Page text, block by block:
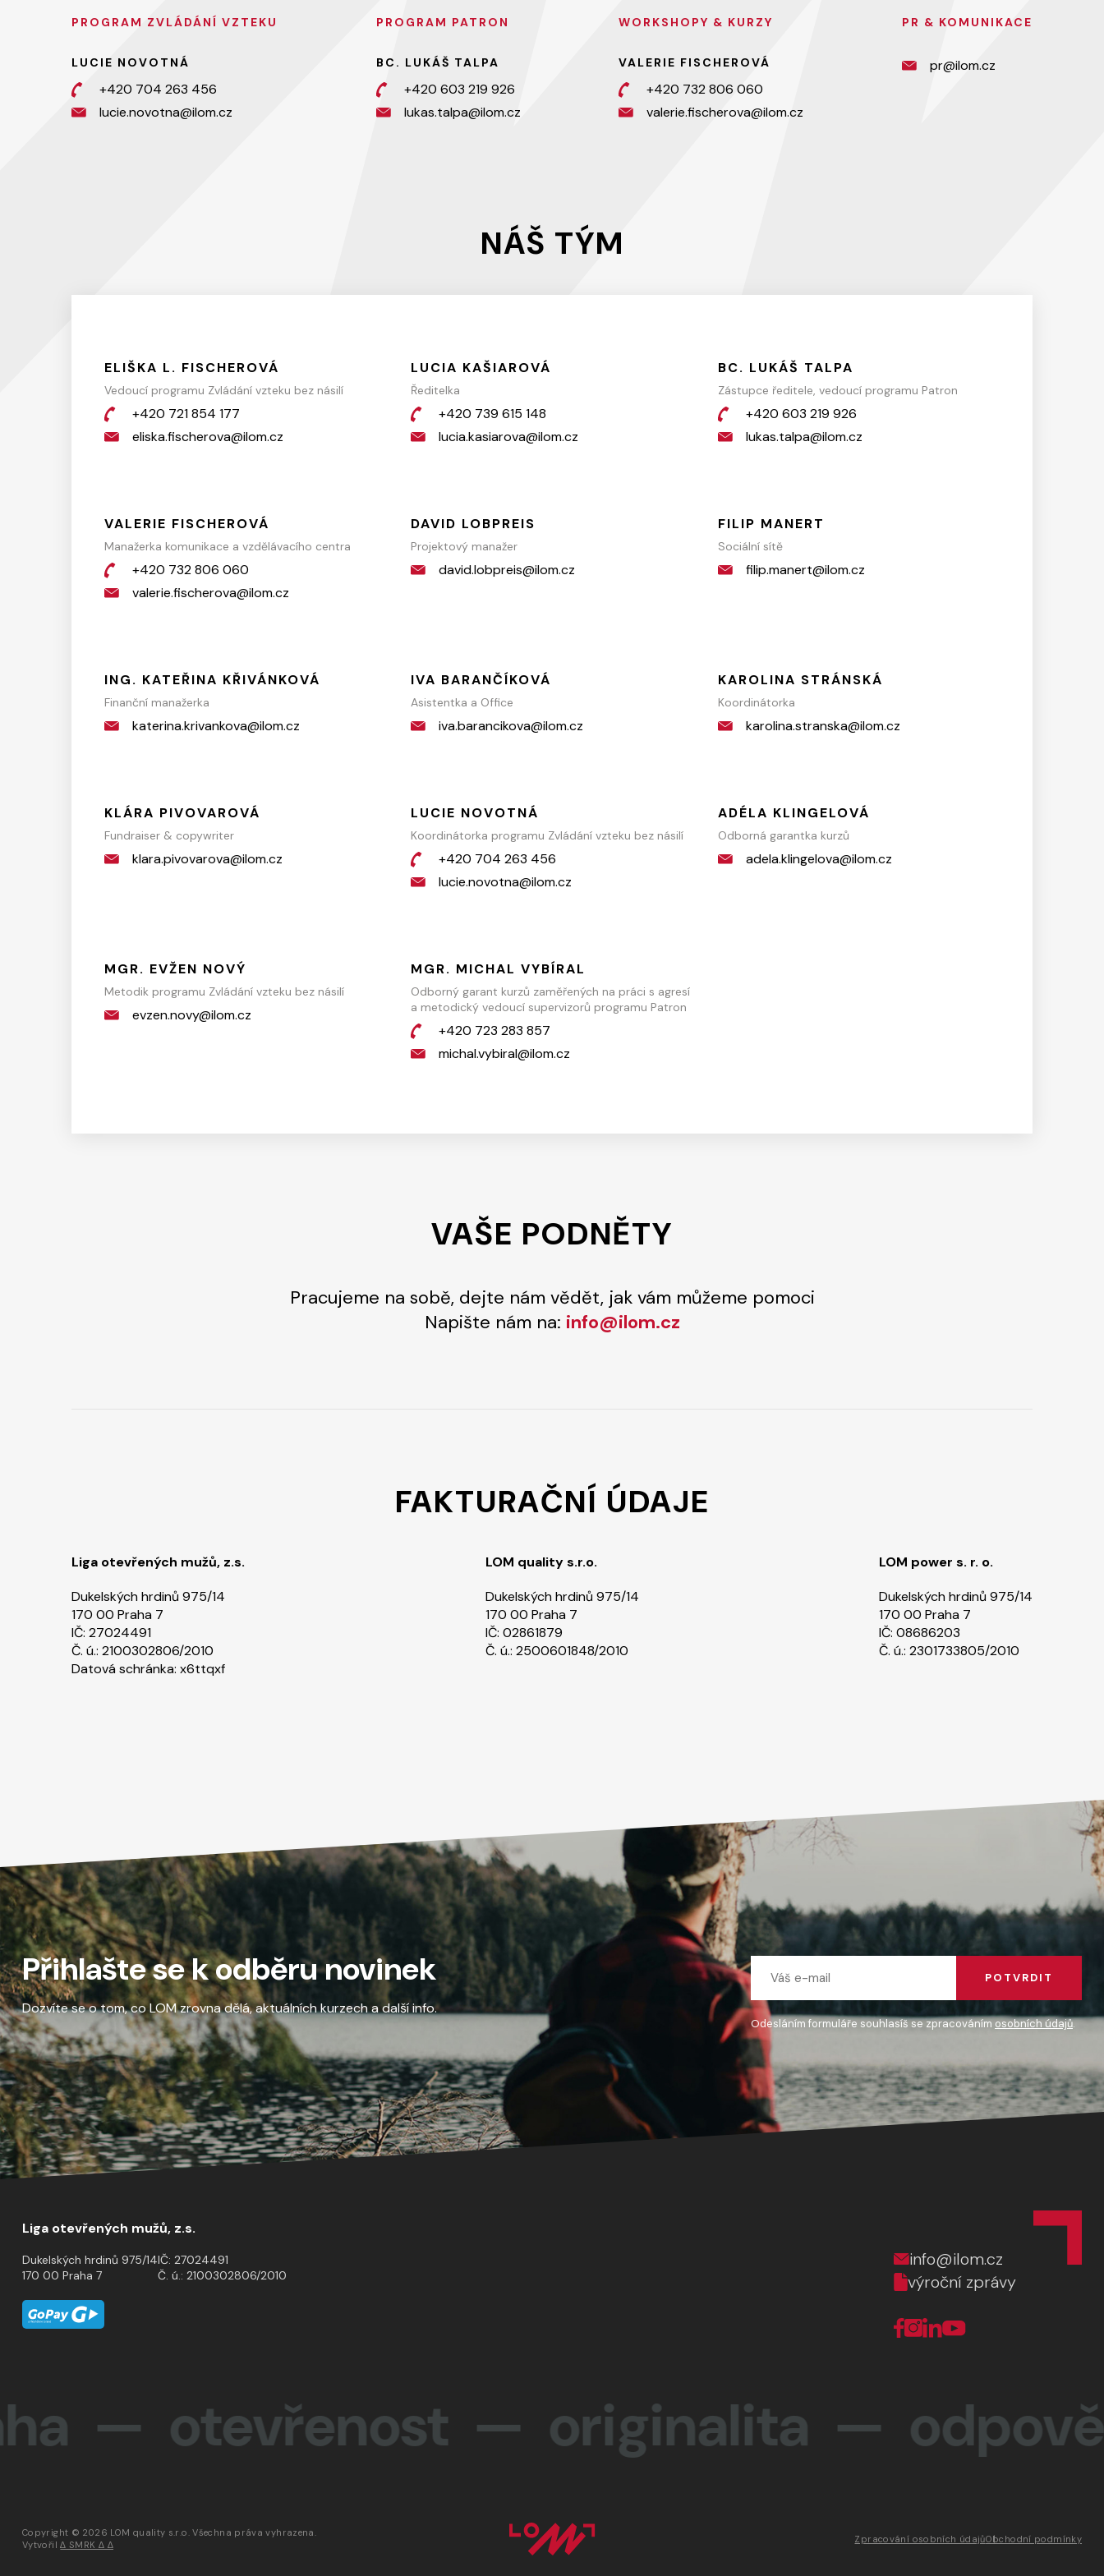
PROGRAM ZVLÁDÁNÍ VZTEKU
LUCIE NOVOTNÁ
+420 704 263 456
lucie.novotna@ilom.cz
PROGRAM PATRON
BC. LUKÁŠ TALPA
+420 603 219 926
lukas.talpa@ilom.cz
WORKSHOPY & KURZY
VALERIE FISCHEROVÁ
+420 732 806 060
valerie.fischerova@ilom.cz
PR & KOMUNIKACE
pr@ilom.cz
NÁŠ TÝM
ELIŠKA L. FISCHEROVÁ
Vedoucí programu Zvládání vzteku bez násilí
+420 721 854 177
eliska.fischerova@ilom.cz
LUCIA KAŠIAROVÁ
Ředitelka
+420 739 615 148
lucia.kasiarova@ilom.cz
BC. LUKÁŠ TALPA
Zástupce ředitele, vedoucí programu Patron
+420 603 219 926
lukas.talpa@ilom.cz
VALERIE FISCHEROVÁ
Manažerka komunikace a vzdělávacího centra
+420 732 806 060
valerie.fischerova@ilom.cz
DAVID LOBPREIS
Projektový manažer
david.lobpreis@ilom.cz
FILIP MANERT
Sociální sítě
filip.manert@ilom.cz
ING. KATEŘINA KŘIVÁNKOVÁ
Finanční manažerka
katerina.krivankova@ilom.cz
IVA BARANČÍKOVÁ
Asistentka a Office
iva.barancikova@ilom.cz
KAROLINA STRÁNSKÁ
Koordinátorka
karolina.stranska@ilom.cz
KLÁRA PIVOVAROVÁ
Fundraiser & copywriter
klara.pivovarova@ilom.cz
LUCIE NOVOTNÁ
Koordinátorka programu Zvládání vzteku bez násilí
+420 704 263 456
lucie.novotna@ilom.cz
ADÉLA KLINGELOVÁ
Odborná garantka kurzů
adela.klingelova@ilom.cz
MGR. EVŽEN NOVÝ
Metodik programu Zvládání vzteku bez násilí
evzen.novy@ilom.cz
MGR. MICHAL VYBÍRAL
Odborný garant kurzů zaměřených na práci s agresí
a metodický vedoucí supervizorů programu Patron
+420 723 283 857
michal.vybiral@ilom.cz
VAŠE PODNĚTY
Pracujeme na sobě, dejte nám vědět, jak vám můžeme pomoci
Napište nám na: info@ilom.cz
FAKTURAČNÍ ÚDAJE
Liga otevřených mužů, z.s.
Dukelských hrdinů 975/14
170 00 Praha 7
IČ: 27024491
Č. ú.: 2100302806/2010
Datová schránka: x6ttqxf
LOM quality s.r.o.
Dukelských hrdinů 975/14
170 00 Praha 7
IČ: 02861879
Č. ú.: 2500601848/2010
LOM power s. r. o.
Dukelských hrdinů 975/14
170 00 Praha 7
IČ: 08686203
Č. ú.: 2301733805/2010
Přihlašte se k odběru novinek
Dozvíte se o tom, co LOM zrovna dělá, aktuálních kurzech a další info.
POTVRDIT
Odesláním formuláře souhlasíš se zpracováním osobních údajů.
Liga otevřených mužů, z.s.
Dukelských hrdinů 975/14
170 00 Praha 7
IČ: 27024491
Č. ú.: 2100302806/2010
info@ilom.cz
výroční zprávy
otevřenost — originalita —
Copyright © 2026 LOM quality s.r.o. Všechna práva vyhrazena.
Vytvořil∆ SMRK ∆ ∆
Zpracování osobních údajůObchodní podmínky